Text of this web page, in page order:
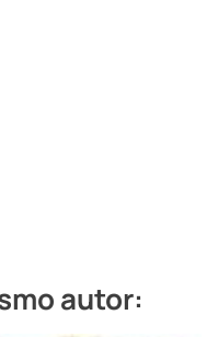
autor: